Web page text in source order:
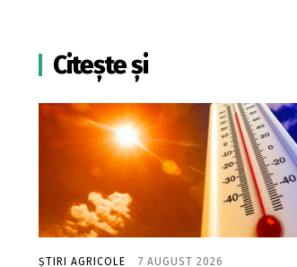
Citește și
ȘTIRI AGRICOLE 7 AUGUST 2026